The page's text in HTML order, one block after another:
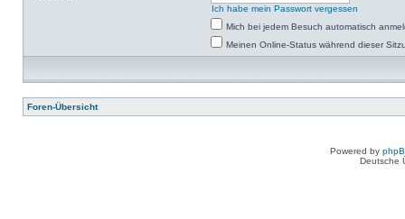
Ich habe mein Passwort vergessen
Mich bei jedem Besuch automatisch
Meinen Online-Status während dieser
Foren-Übersicht
Powered by
Deutsche